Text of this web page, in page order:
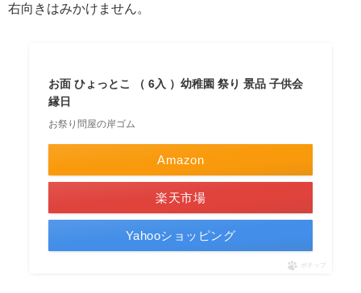
右向きはみかけません。
お面 ひょっとこ （ 6入 ）幼稚園 祭り 景品 子供会
縁日
お祭り問屋の岸ゴム
Amazon
楽天市場
Yahooショッピング
ポチップ